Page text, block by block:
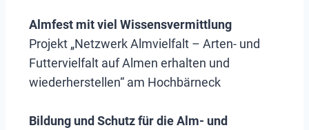
Almfest mit viel Wissensvermittlung
Projekt „Netzwerk Almvielfalt – Arten- und
Futtervielfalt auf Almen erhalten und
wiederherstellen“ am Hochbärneck
Bildung und Schutz für die Alm- und